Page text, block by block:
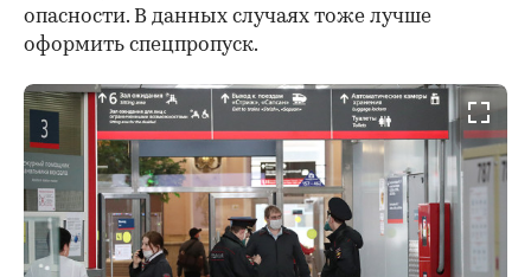
опасности. В данных случаях тоже лучше
оформить спецпропуск.